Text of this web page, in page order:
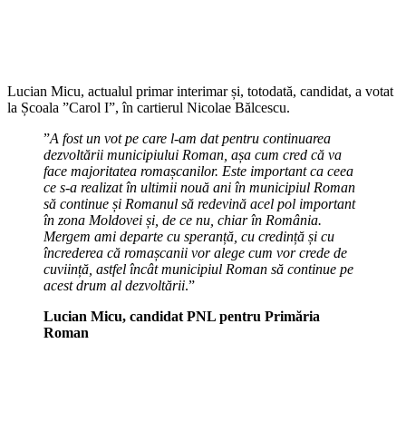
Lucian Micu, actualul primar interimar și, totodată, candidat, a votat
la Școala ”Carol I”, în cartierul Nicolae Bălcescu.
”A fost un vot pe care l-am dat pentru continuarea
dezvoltării municipiului Roman, așa cum cred că va
face majoritatea romașcanilor. Este important ca ceea
ce s-a realizat în ultimii nouă ani în municipiul Roman
să continue și Romanul să redevină acel pol important
în zona Moldovei și, de ce nu, chiar în România.
Mergem ami departe cu speranță, cu credință și cu
încrederea că romașcanii vor alege cum vor crede de
cuviință, astfel încât municipiul Roman să continue pe
acest drum al dezvoltării.”
Lucian Micu, candidat PNL pentru Primăria
Roman